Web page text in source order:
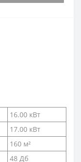
16.00 кВт
17.00 кВт
160 м²
48 Дб